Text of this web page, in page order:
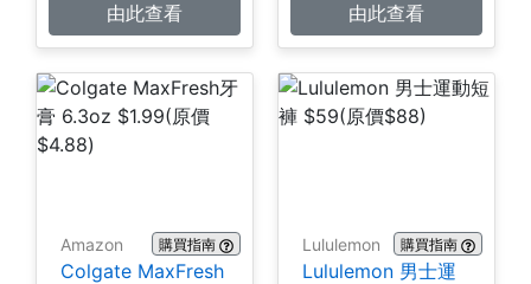
由此查看
由此查看
Amazon 購買指南
Colgate MaxFresh
Lululemon 購買指南
Lululemon 男士運